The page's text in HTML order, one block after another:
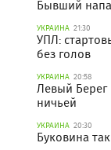
Бывший
УКРАИНА 21:30
УПЛ:
без голов
УКРАИНА 20:58
Левый Берег
ничьей
УКРАИНА 20:30
Буковина